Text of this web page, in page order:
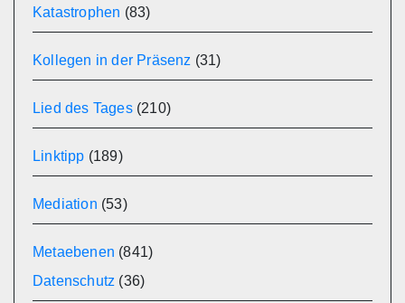
Katastrophen (83)
Kollegen in der Präsenz (31)
Lied des Tages(210)
Linktipp (189)
Mediation (53)
Metaebenen (841)
Datenschutz (36)